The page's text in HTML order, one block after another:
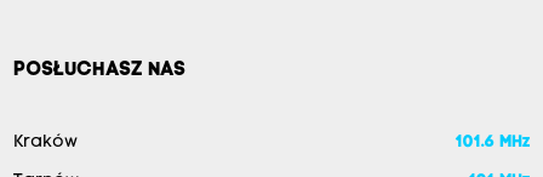
POSŁUCHASZ NAS
Kraków 101.6 MHz